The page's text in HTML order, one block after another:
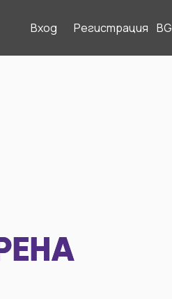
Вход Регистрация BG